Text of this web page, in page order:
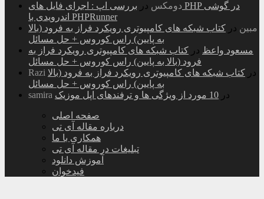
دومکس در بررسی اپ : اجرای فایل های PHP در گوشی
اندرویدی با PHPRunner
مبین در کتاب شبکه های کامپیوتری رویکرد فراز به فرود (بالا
به پایین) راس کوروس + حل مسائل
مسعود واعظ در کتاب شبکه های کامپیوتری رویکرد فراز به
فرود (بالا به پایین) راس کوروس + حل مسائل
Razi
در کتاب شبکه های کامپیوتری رویکرد فراز به فرود (بالا
به پایین) راس کوروس + حل مسائل
samira
در 10 مورد از ویژگی ها و ترفندهای اپل موزیک
صفحه اصلی
درباره مقاله آی تی
همکاری با ما
تبلیغات در مقاله آی تی
آموزش دانلود
فیدخوان